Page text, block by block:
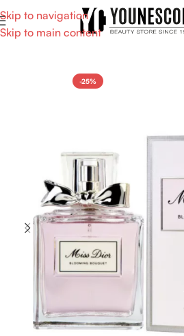
Skip to navigation
Skip to main content
-25%